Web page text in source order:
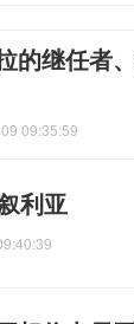
的继任者
09:35:59
利亚